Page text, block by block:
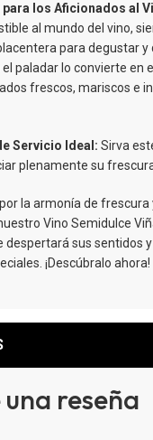
para los Aficionados al
al mundo del vino,
para degustar y
paladar lo convierte en
frescos, mariscos e
Servicio Ideal: Sirva
plenamente su
la armonía de frescura
Vino Semidulce
despertará sus sentidos
¡Descúbralo ahora!
una reseña